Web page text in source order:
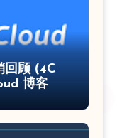
回顾 (4C
博客